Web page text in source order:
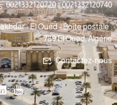
0021332120720 || 0021332120740
- El Oued - Boîte postale :
789 El Oued, Algérie
Contactez-nous